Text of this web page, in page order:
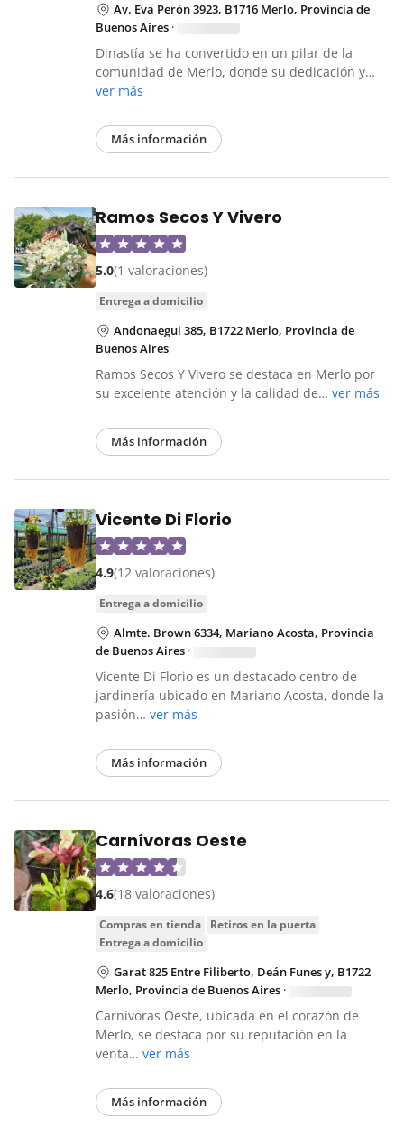
Av. Eva Perón 3923, B1716 Merlo, Provincia de
Buenos Aires ·
Dinastía se ha convertido en un pilar de la
comunidad de Merlo, donde su dedicación y…
ver más
Más información
Ramos Secos Y Vivero
5.0(1 valoraciones)
entrega a domicilio
Andonaegui 385, B1722 Merlo, Provincia de
Buenos Aires
Ramos Secos Y Vivero se destaca en Merlo por
su excelente atención y la calidad de… ver más
Más información
Vicente Di Florio
4.9(12 valoraciones)
entrega a domicilio
Almte. Brown 6334, Mariano Acosta, Provincia
de Buenos Aires ·
Vicente Di Florio es un destacado centro de
jardinería ubicado en Mariano Acosta, donde la
pasión… ver más
Más información
Carnívoras Oeste
4.6(18 valoraciones)
compras en tienda
retiros en la puerta
entrega a domicilio
Garat 825 Entre Filiberto, Deán Funes y, B1722
Merlo, Provincia de Buenos Aires ·
Carnívoras Oeste, ubicada en el corazón de
Merlo, se destaca por su reputación en la
venta… ver más
Más información